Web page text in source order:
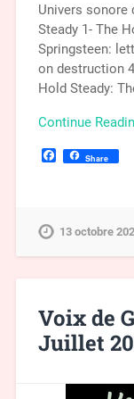
Univers sonore
Steady 1- The
Springsteen:
on destruction
Hold Steady:
Continue
Facebook
Share
13 octobre
Voix de
Juillet